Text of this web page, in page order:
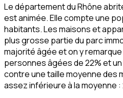
Le département du Rhône
est animée. Elle compte une
habitants. Les maisons et
plus grosse partie du parc
majorité âgée et on y
personnes âgées de 22% et
contre une taille moyenne des
assez inférieure à la moyenne :